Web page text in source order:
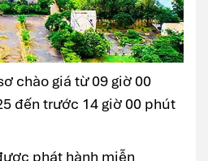
chào giá từ 09 giờ 00
đến trước 14 giờ 00 phút
phát hành miễn